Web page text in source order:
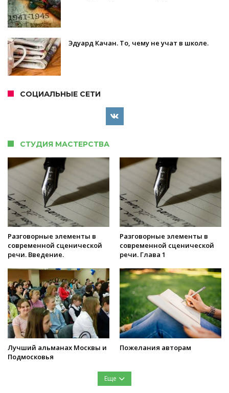
Эдуард Качан. То, чему не учат в школе.
СОЦИАЛЬНЫЕ СЕТИ
СТУДИЯ МАСТЕРСТВА
Разговорные элементы в
современной сценической
речи. Введение.
Разговорные элементы в
современной сценической
речи. Глава 1
Лучший альманах Москвы и
Подмосковья
Пожелания авторам
Еще